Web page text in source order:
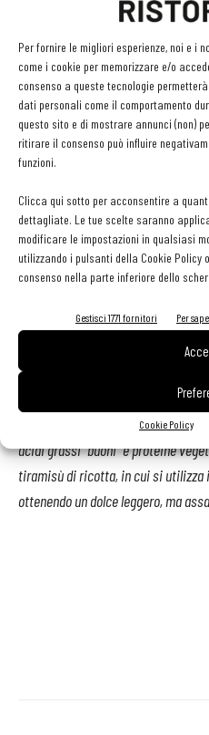
Per fornire le migliori esperienze, noi e i
come i cookie per memorizzare e/o
consenso a queste tecnologie
dati personali come il comportamento
questo sito e di mostrare annunci (non)
ritirare il consenso può influire
funzioni.
Clicca qui sotto per acconsentire a
dettagliate. Le tue scelte saranno
modificare le impostazioni in qualsiasi
utilizzando i pulsanti della Cookie Policy
consenso nella parte inferiore dello
Gestisci 1771 fornitori Per
Cookie Policy
verdure, ricco di fibre, rallentiamo
condire è preferibile utilizzare l’olio
altri oli vegetali estratti a freddo.
animali. In merito allo zucchero, è
senza! Eppure sostituendolo con il
maggiore potere dolcificante con
calorie. Se utilizziamo come
otteniamo un piatto ancora meno
3) Un paio di ricette gustose
essere inserite nel menù
Come primo piatto proporrei
zenzero, che sono tre ingredienti
seconda portata, delle noci di
pistacchio, che è un altro
acidi grassi “buoni” e proteine
tiramisù di ricotta, in cui si utilizza
ottenendo un dolce leggero, ma